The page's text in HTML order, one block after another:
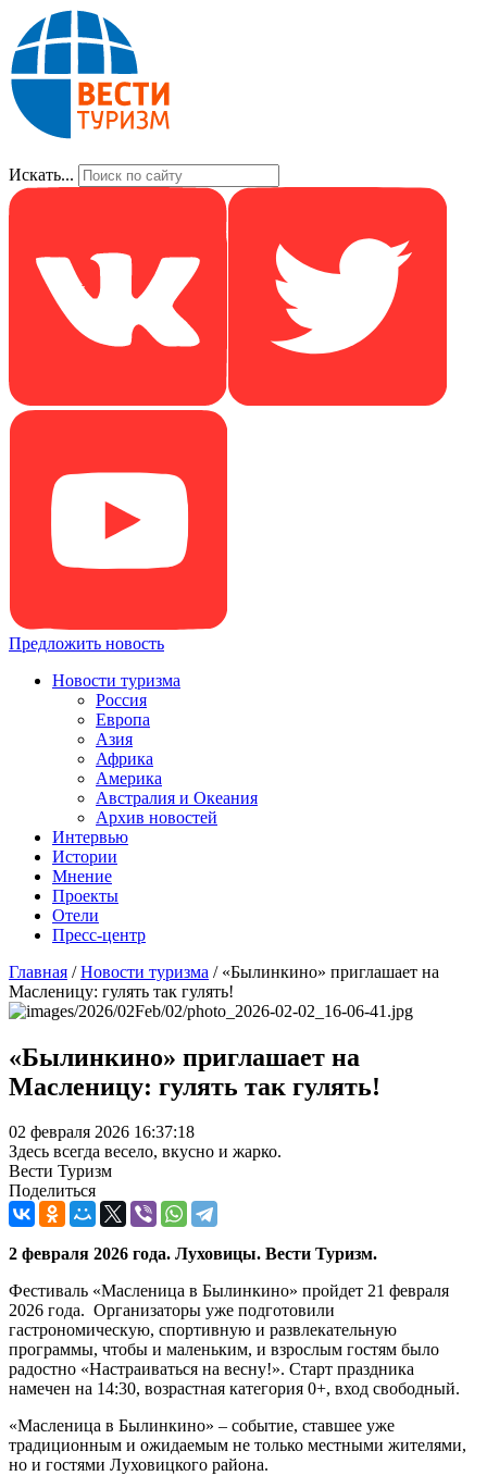
Искать...
Предложить новость
Новости туризма
Россия
Европа
Азия
Африка
Америка
Австралия и Океания
Архив новостей
Интервью
Истории
Мнение
Проекты
Отели
Пресс-центр
Главная /Новости туризма / «Былинкино» приглашает на
Масленицу: гулять так гулять!
«Былинкино» приглашает на
Масленицу: гулять так гулять!
02 февраля 2026 16:37:18
Здесь всегда весело, вкусно и жарко.
Вести Туризм
Поделиться
2 февраля 2026 года. Луховицы. Вести Туризм.
Фестиваль «Масленица в Былинкино» пройдет 21 февраля
2026 года. Организаторы уже подготовили
гастрономическую, спортивную и развлекательную
программы, чтобы и маленьким, и взрослым гостям было
радостно «Настраиваться на весну!». Старт праздника
намечен на 14:30, возрастная категория 0+, вход свободный.
«Масленица в Былинкино» – событие, ставшее уже
традиционным и ожидаемым не только местными жителями,
но и гостями Луховицкого района.